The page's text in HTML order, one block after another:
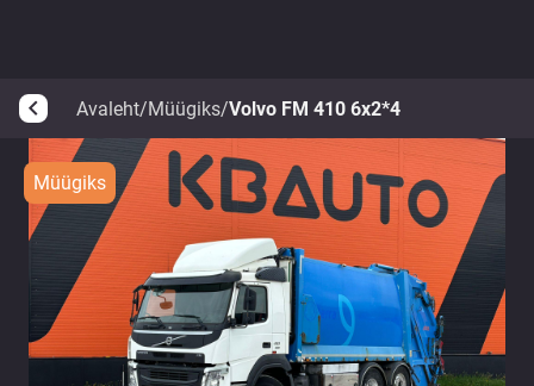
arrow_back_ios Avaleht/Müügiks/Volvo FM 410 6x2*4
Müügiks